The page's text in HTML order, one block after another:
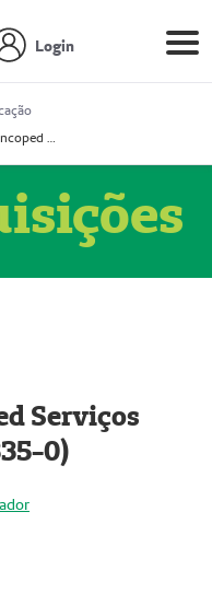
Login
Prestador Oncoped Serviços Médicos (51004335-0)
Serviços
0)